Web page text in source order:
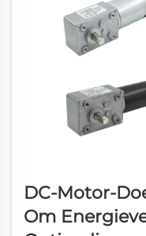
DC-Motor-
Om